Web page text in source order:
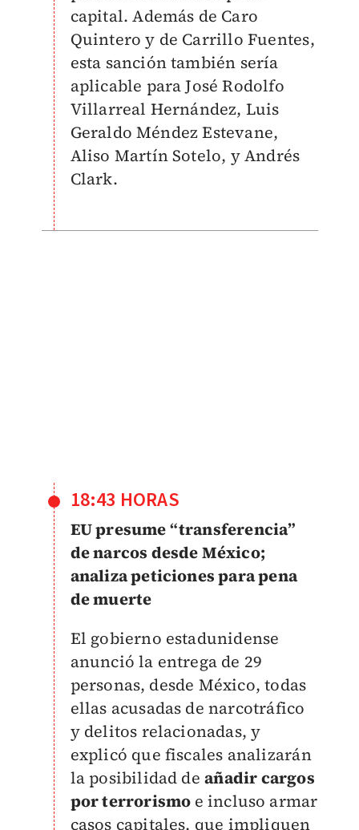
capital. Además de Caro
Quintero y de Carrillo Fuentes,
esta sanción también sería
aplicable para José Rodolfo
Villarreal Hernández, Luis
Geraldo Méndez Estevane,
Aliso Martín Sotelo, y Andrés
Clark.
18:43 HORAS
EU presume “transferencia”
de narcos desde México;
analiza peticiones para pena
de muerte
El gobierno estadunidense
anunció la entrega de 29
personas, desde México, todas
ellas acusadas de narcotráfico
y delitos relacionadas, y
explicó que fiscales analizarán
la posibilidad deañadir cargos
por terrorismo e incluso armar
casos capitales, que impliquen